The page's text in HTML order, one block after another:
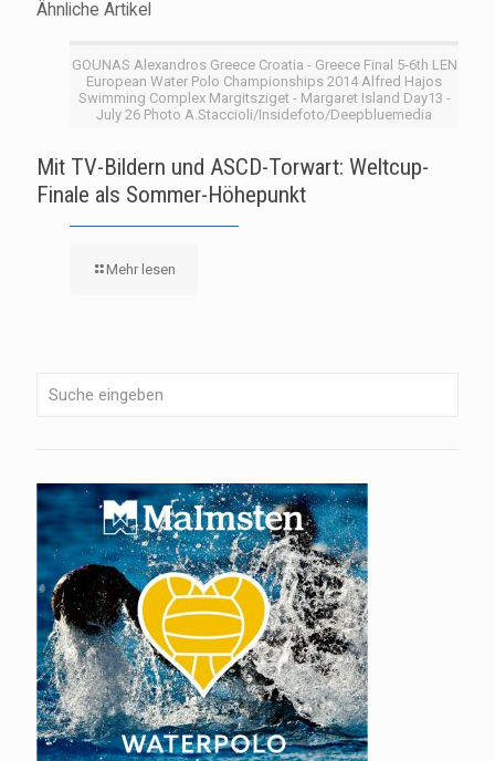
Ähnliche Artikel
GOUNAS Alexandros Greece Croatia - Greece Final 5-6th LEN
European Water Polo Championships 2014 Alfred Hajos
Swimming Complex Margitsziget - Margaret Island Day13 -
July 26 Photo A.Staccioli/Insidefoto/Deepbluemedia
Mit TV-Bildern und ASCD-Torwart: Weltcup-
Finale als Sommer-Höhepunkt
Mehr lesen